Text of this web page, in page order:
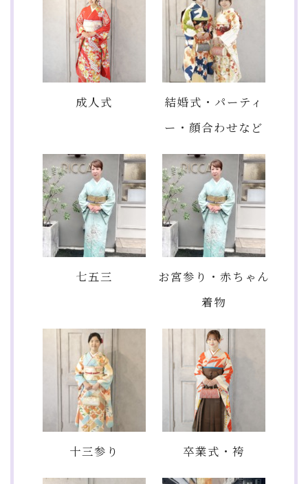
成人式
結婚式・パーティ
ー・顔合わせなど
七五三
お宮参り・赤ちゃん
着物
十三参り 卒業式・袴